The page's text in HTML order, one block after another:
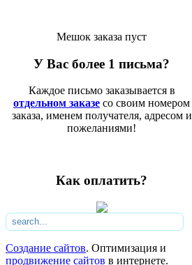
Мешок заказа пуст
У Вас более 1 письма?
Каждое письмо заказывается в
отдельном заказе со своим номером
заказа, именем получателя, адресом и
пожеланиями!
Как оплатить?
Создание сайтов. Оптимизация и
продвижение сайтов в интернете.